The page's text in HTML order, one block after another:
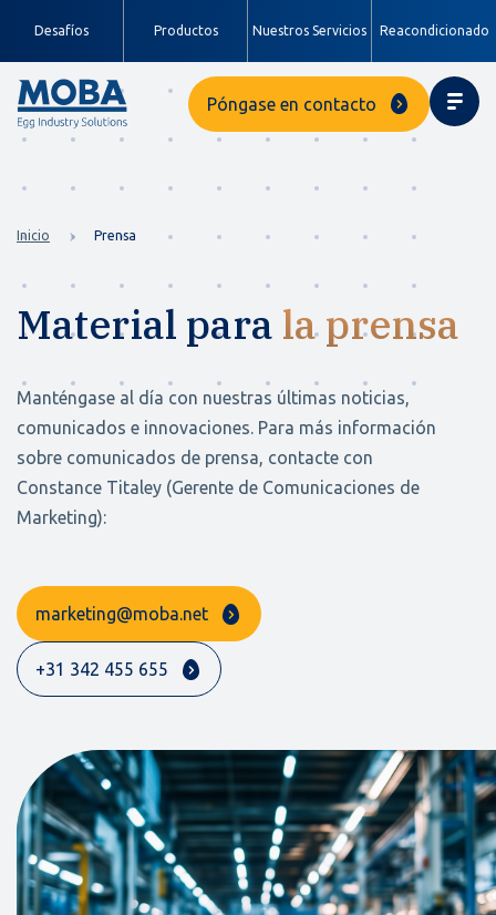
Desafíos Productos Nuestros Servicios Reacondicionado
Póngase en contacto
Inicio Prensa
Material para la prensa
Manténgase al día con nuestras últimas noticias,
comunicados e innovaciones. Para más información
sobre comunicados de prensa, contacte con
Constance Titaley (Gerente de Comunicaciones de
Marketing):
marketing@moba.net
+31 342 455 655